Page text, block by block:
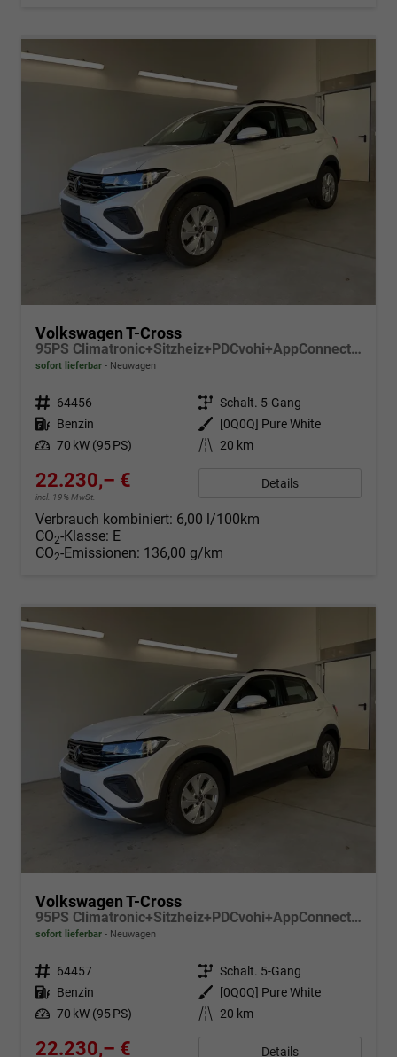
Volkswagen T-Cross
95PS Climatronic+Sitzheiz+PDCvohi+AppConnect+Side+TravelAssist+ACC
sofort lieferbar Neuwagen
Fahrzeugnr. 64456 Getriebe Schalt. 5-Gang
Kraftstoff Benzin Außenfarbe
[0Q0Q] Pure White
Leistung 70 kW (95 PS) Kilometerstand 20 km
22.230,– €
incl. 19% MwSt.
Details
Verbrauch kombiniert: 6,00 l/100km
CO2-Klasse: E
CO2-Emissionen: 136,00 g/km
Volkswagen T-Cross
95PS Climatronic+Sitzheiz+PDCvohi+AppConnect+Side+TravelAssist+ACC
sofort lieferbar Neuwagen
Fahrzeugnr. 64457 Getriebe Schalt. 5-Gang
Kraftstoff Benzin Außenfarbe
[0Q0Q] Pure White
Leistung 70 kW (95 PS) Kilometerstand 20 km
22.230,– € Details